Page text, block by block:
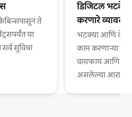
ते
या
सुविधा
डिजिटल भटके
करणारे
भटक्या आणि
काम करणाऱ्या
वायफाय आणि
असलेल्या